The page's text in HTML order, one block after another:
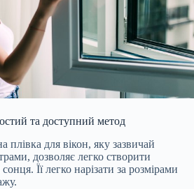
та доступний метод
плівка для вікон, яку зазвичай
дозволяє легко створити
Її легко нарізати за розмірами